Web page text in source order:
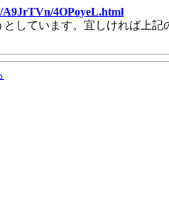
4OPoyeL.html
しています。宜しければ上